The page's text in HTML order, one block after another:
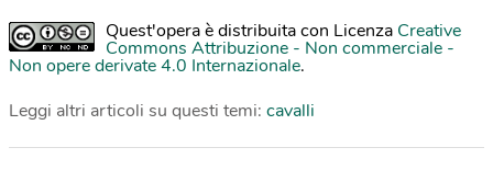
Quest'opera è distribuita con Licenza Creative
Commons Attribuzione - Non commerciale -
Non opere derivate 4.0 Internazionale.
Leggi altri articoli su questi temi: cavalli